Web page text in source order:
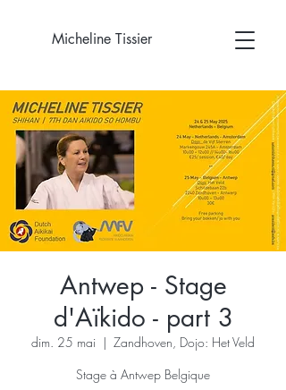
Micheline Tissier
Antwep - Stage
d'Aïkido - part 3
dim. 25 mai
  |
Zandhoven, Dojo: Het Veld
Stage à Antwep Belgique